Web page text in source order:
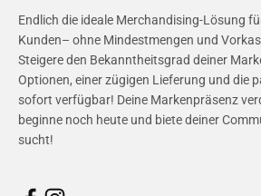
Endlich die ideale Merchandising-Lösung
Kunden– ohne Mindestmengen und
Steigere den Bekanntheitsgrad deiner
Optionen, einer zügigen Lieferung und die
sofort verfügbar! Deine Markenpräsenz
beginne noch heute und biete deiner
sucht!